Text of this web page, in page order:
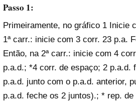
Passo 1:
Primeiramente, no gráfico 1 Inicie
1ª carr.: inicie com 3 corr. 23 p.a.
Então, na 2ª carr.: inicie com 4
p.a.d.; *4 corr. de espaço; 2 p.a.d.
p.a.d. junto com o p.a.d. anterior,
p.a.d. feche os 2 juntos).; * rep.